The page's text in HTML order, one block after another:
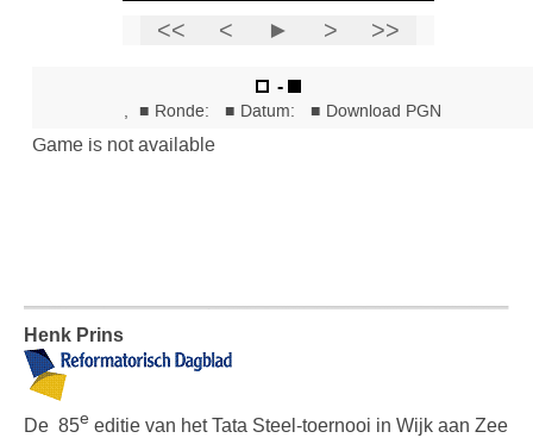
Henk Prins
De 85e editie van het Tata Steel-toernooi in Wijk aan Zee